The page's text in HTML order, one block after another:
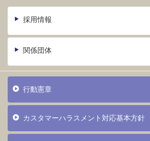
採用情報
関係団体
行動憲章
カスタマーハラスメント対応基本方針